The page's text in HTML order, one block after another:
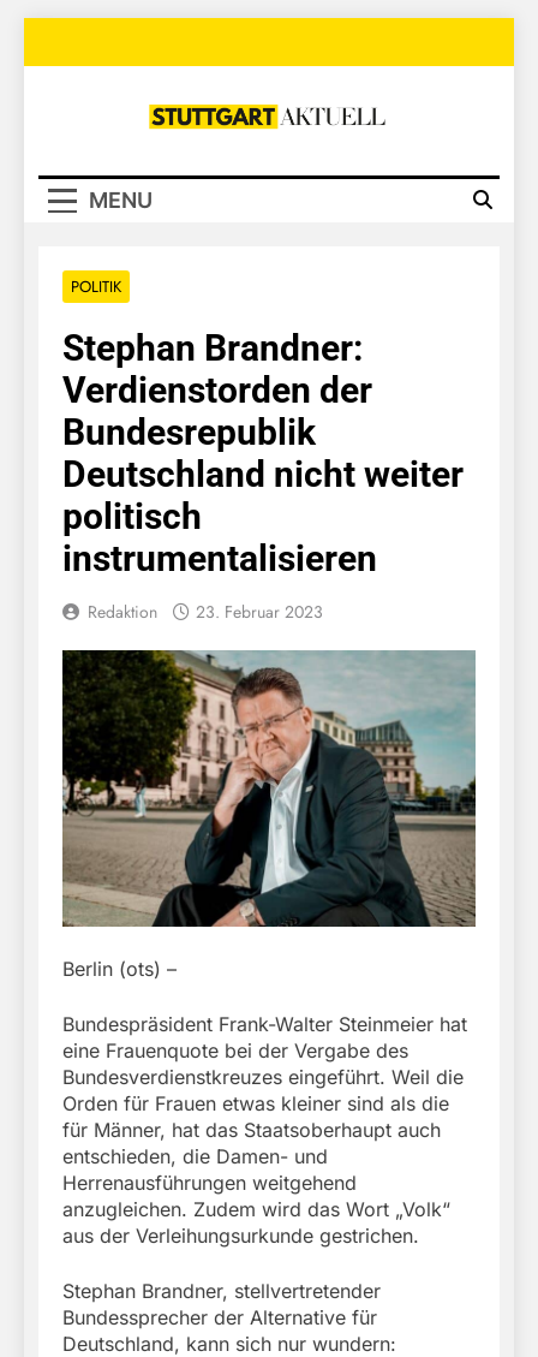
Stuttgart
MENU
POLITIK
Stephan Brandner:
Verdienstorden der
Bundesrepublik
Deutschland nicht weiter
politisch
instrumentalisieren
Redaktion 23. Februar 2023
Berlin (ots) –
Bundespräsident Frank-Walter Steinmeier hat
eine Frauenquote bei der Vergabe des
Bundesverdienstkreuzes eingeführt. Weil die
Orden für Frauen etwas kleiner sind als die
für Männer, hat das Staatsoberhaupt auch
entschieden, die Damen- und
Herrenausführungen weitgehend
anzugleichen. Zudem wird das Wort „Volk“
aus der Verleihungsurkunde gestrichen.
Stephan Brandner, stellvertretender
Bundessprecher der Alternative für
Deutschland, kann sich nur wundern: